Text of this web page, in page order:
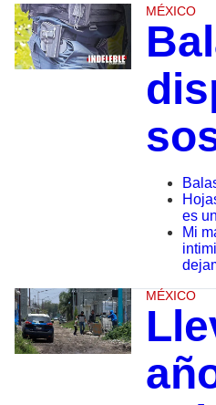
MÉXICO
es
Mi
MÉXICO